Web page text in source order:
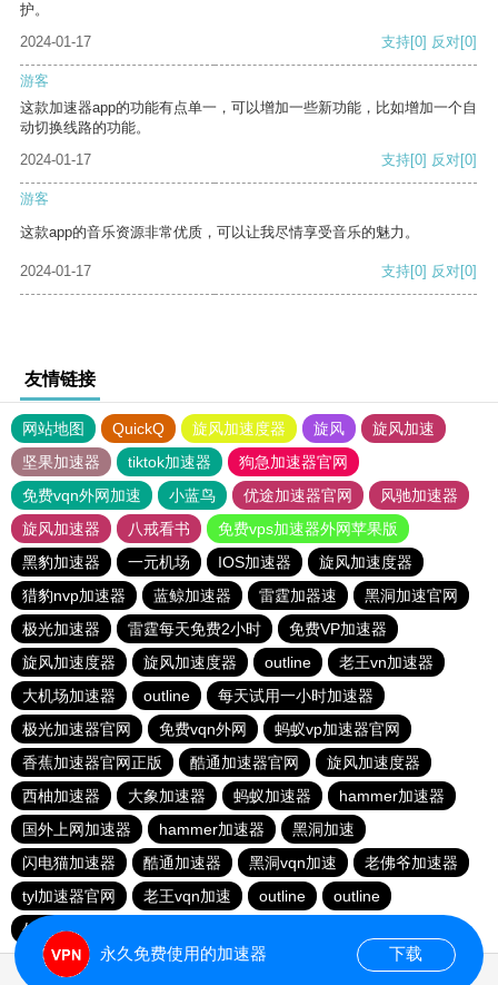
护。
2024-01-17
支持[0] 反对[0]
游客
这款加速器app的功能有点单一，可以增加一些新功能，比如增加一个自
动切换线路的功能。
2024-01-17
支持[0] 反对[0]
游客
这款app的音乐资源非常优质，可以让我尽情享受音乐的魅力。
2024-01-17 支持[0] 反对[0]
友情链接
网站地图 QuickQ 旋风加速度器 旋风
旋风加速
坚果加速器
tiktok加速器
狗急加速器官网
免费vqn外网加速
小蓝鸟 优途加速器官网
风驰加速器
旋风加速器
八戒看书
免费vps加速器外网苹果版
黑豹加速器
一元机场 IOS加速器
旋风加速度器
猎豹nvp加速器
蓝鲸加速器 雷霆加器速
黑洞加速官网
极光加速器
雷霆每天免费2小时
免费VP加速器
旋风加速度器
旋风加速度器 outline
老王vn加速器
大机场加速器
outline
每天试用一小时加速器
极光加速器官网
免费vqn外网
蚂蚁vp加速器官网
香蕉加速器官网正版
酷通加速器官网
旋风加速度器
西柚加速器
大象加速器 蚂蚁加速器
hammer加速器
国外上网加速器
hammer加速器
黑洞加速
闪电猫加速器
酷通加速器 黑洞vqn加速
老佛爷加速器
tyl加速器官网
老王vqn加速 outline
outline
外网加速免费软件
永久免费使用的加速器 下载